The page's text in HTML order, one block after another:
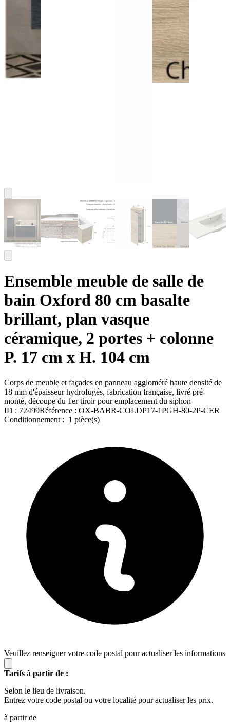
Ensemble meuble de salle de
bain Oxford 80 cm basalte
brillant, plan vasque
céramique, 2 portes + colonne
P. 17 cm x H. 104 cm
Corps de meuble et façades en panneau aggloméré haute densité de
18 mm d'épaisseur hydrofugés, fabrication française, livré pré-
monté, découpe du 1er tiroir pour emplacement du siphon
ID : 72499Référence : OX-BABR-COLDP17-1PGH-80-2P-CER
Conditionnement : 1 pièce(s)
Veuillez renseigner votre code postal pour actualiser les informations
Tarifs à partir de :
Selon le lieu de livraison.
Entrez votre code postal ou votre localité pour actualiser les prix.
à partir de